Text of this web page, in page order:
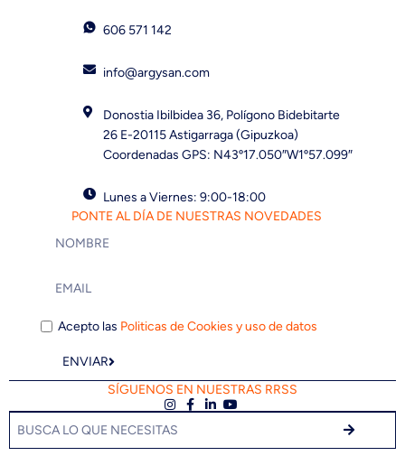
606 571 142
info@argysan.com
Donostia Ibilbidea 36, Polígono Bidebitarte
26 E-20115 Astigarraga (Gipuzkoa)
Coordenadas GPS: N43º17.050″W1º57.099″
Lunes a Viernes: 9:00-18:00
PONTE AL DÍA DE NUESTRAS NOVEDADES
Acepto las Politicas de Cookies y uso de datos
ENVIAR
SÍGUENOS EN NUESTRAS RRSS